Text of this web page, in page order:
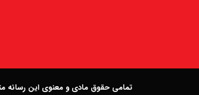
تمامی حقوق مادی و معنوی این رسانه